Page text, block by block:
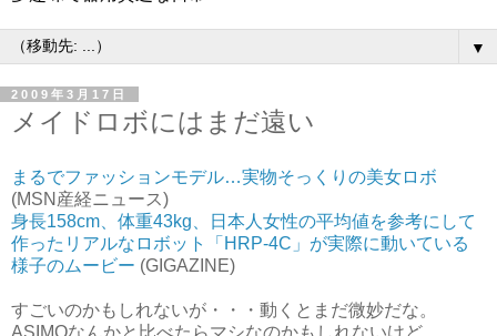
▼
2009年3月17日
メイドロボにはまだ遠い
まるでファッションモデル…実物そっくりの美女ロボ
(MSN産経ニュース)
身長158cm、体重43kg、日本人女性の平均値を参考にして
作ったリアルなロボット「HRP-4C」が実際に動いている
様子のムービー (GIGAZINE)
すごいのかもしれないが・・・動くとまだ微妙だな。
ASIMOなんかと比べたらマシなのかもしれないけど、